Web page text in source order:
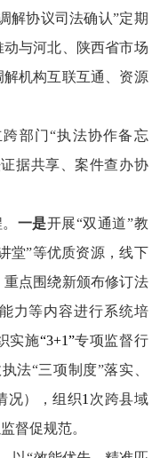
解协议司法确认”定期
与河北、陕西省市场
机构互联互通、资源
部门“执法协作备忘
据共享、案件查办协
一是开展“双通道”教
堂”等优质资源，线下
点围绕新颁布修订法
力等内容进行系统培
实施“3+1”专项监督行
法“三项制度”落实、
况），组织1 次跨县域
督促规范。